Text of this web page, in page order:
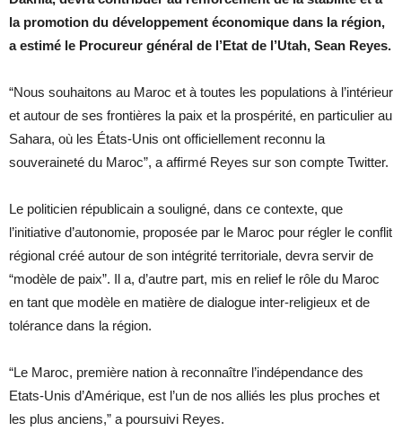
la promotion du développement économique dans la région,
a estimé le Procureur général de l’Etat de l’Utah, Sean Reyes.
“Nous souhaitons au Maroc et à toutes les populations à l’intérieur
et autour de ses frontières la paix et la prospérité, en particulier au
Sahara, où les États-Unis ont officiellement reconnu la
souveraineté du Maroc”, a affirmé Reyes sur son compte Twitter.
Le politicien républicain a souligné, dans ce contexte, que
l’initiative d’autonomie, proposée par le Maroc pour régler le conflit
régional créé autour de son intégrité territoriale, devra servir de
“modèle de paix”. Il a, d’autre part, mis en relief le rôle du Maroc
en tant que modèle en matière de dialogue inter-religieux et de
tolérance dans la région.
“Le Maroc, première nation à reconnaître l’indépendance des
Etats-Unis d’Amérique, est l’un de nos alliés les plus proches et
les plus anciens,” a poursuivi Reyes.